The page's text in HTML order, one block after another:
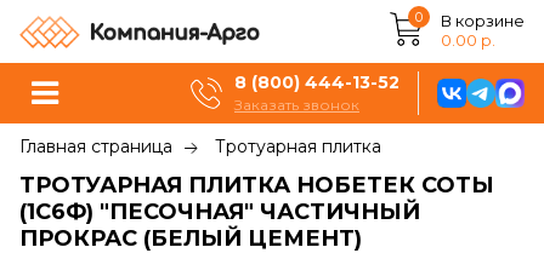
0
В корзине
0.00 р.
8 (800) 444-13-52
Заказать звонок
Главная страница Тротуарная плитка
ТРОТУАРНАЯ ПЛИТКА НОБЕТЕК СОТЫ
(1С6Ф) "ПЕСОЧНАЯ" ЧАСТИЧНЫЙ
ПРОКРАС (БЕЛЫЙ ЦЕМЕНТ)